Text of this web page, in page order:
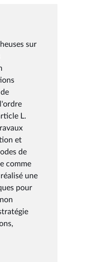
sur
L.
et
de
comme
une
pour